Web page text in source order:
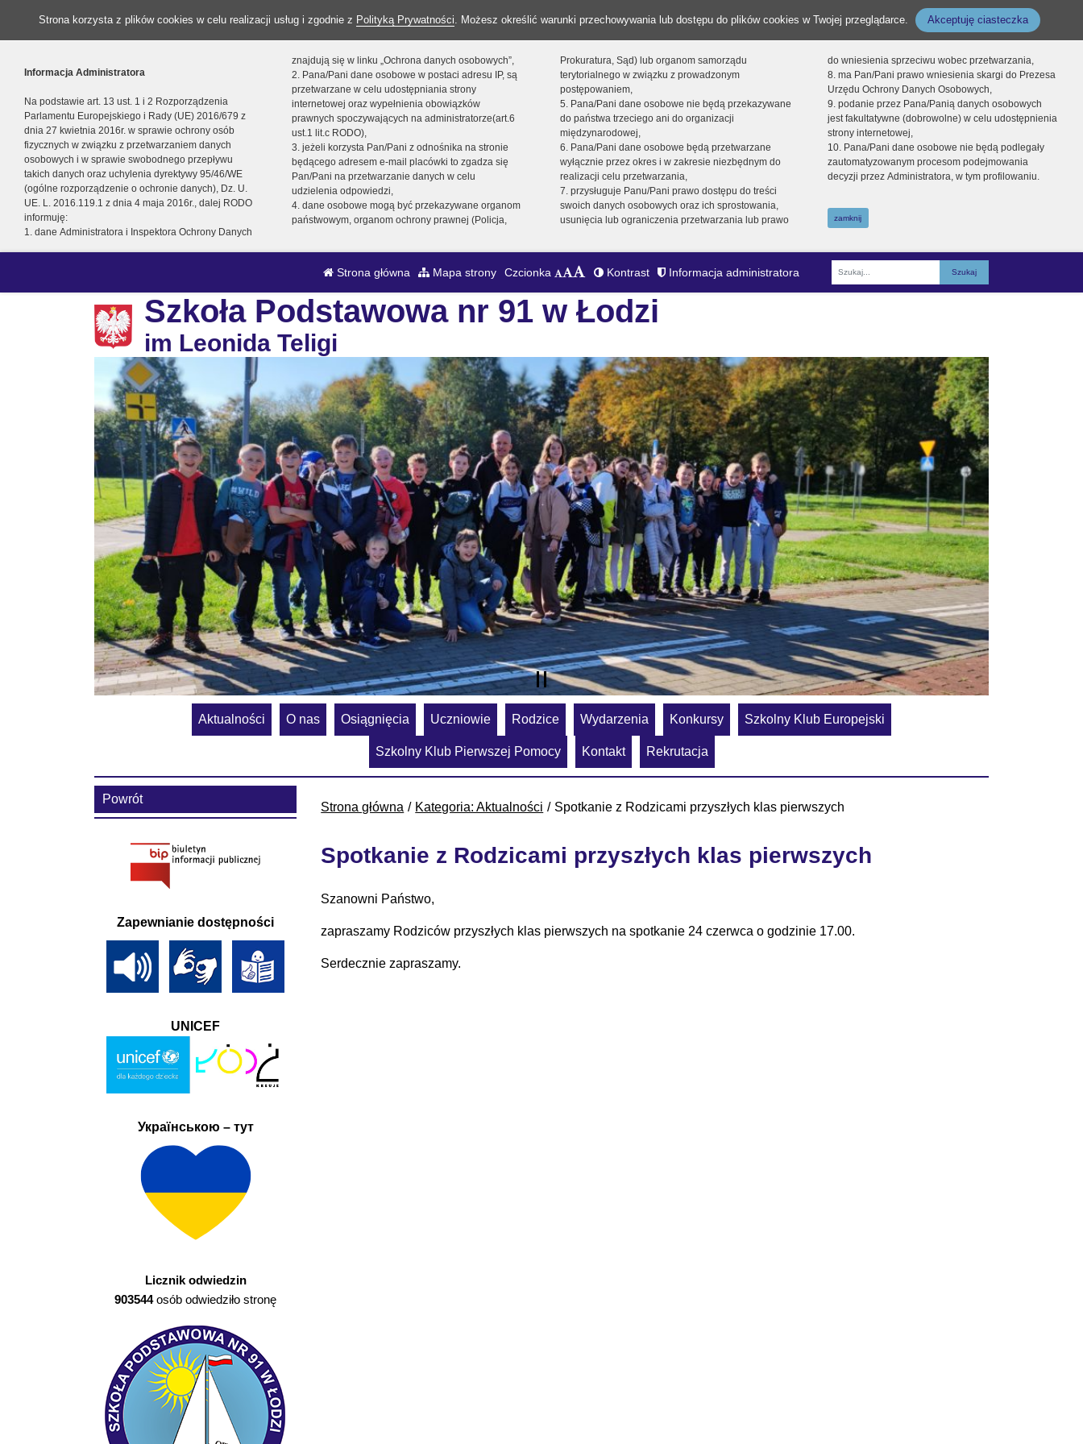
Strona korzysta z plików cookies w celu realizacji usług i zgodnie z Polityką Prywatności. Możesz określić warunki przechowywania lub dostępu do plików cookies w Twojej przeglądarce. Akceptuję ciasteczka
Informacja Administratora
Na podstawie art. 13 ust. 1 i 2 Rozporządzenia
Parlamentu Europejskiego i Rady (UE) 2016/679 z
dnia 27 kwietnia 2016r. w sprawie ochrony osób
fizycznych w związku z przetwarzaniem danych
osobowych i w sprawie swobodnego przepływu
takich danych oraz uchylenia dyrektywy 95/46/WE
(ogólne rozporządzenie o ochronie danych), Dz. U.
UE. L. 2016.119.1 z dnia 4 maja 2016r., dalej RODO
informuję:
1. dane Administratora i Inspektora Ochrony Danych
znajdują się w linku „Ochrona danych osobowych”,
2. Pana/Pani dane osobowe w postaci adresu IP, są
przetwarzane w celu udostępniania strony
internetowej oraz wypełnienia obowiązków
prawnych spoczywających na administratorze(art.6
ust.1 lit.c RODO),
3. jeżeli korzysta Pan/Pani z odnośnika na stronie
będącego adresem e-mail placówki to zgadza się
Pan/Pani na przetwarzanie danych w celu
udzielenia odpowiedzi,
4. dane osobowe mogą być przekazywane organom
państwowym, organom ochrony prawnej (Policja,
Prokuratura, Sąd) lub organom samorządu
terytorialnego w związku z prowadzonym
postępowaniem,
5. Pana/Pani dane osobowe nie będą przekazywane
do państwa trzeciego ani do organizacji
międzynarodowej,
6. Pana/Pani dane osobowe będą przetwarzane
wyłącznie przez okres i w zakresie niezbędnym do
realizacji celu przetwarzania,
7. przysługuje Panu/Pani prawo dostępu do treści
swoich danych osobowych oraz ich sprostowania,
usunięcia lub ograniczenia przetwarzania lub prawo
do wniesienia sprzeciwu wobec przetwarzania,
8. ma Pan/Pani prawo wniesienia skargi do Prezesa
Urzędu Ochrony Danych Osobowych,
9. podanie przez Pana/Panią danych osobowych
jest fakultatywne (dobrowolne) w celu udostępnienia
strony internetowej,
10. Pana/Pani dane osobowe nie będą podlegały
zautomatyzowanym procesom podejmowania
decyzji przez Administratora, w tym profilowaniu.
zamknij
Strona główna Mapa strony Czcionka Kontrast Informacja administratora
Fraza
Szkoła Podstawowa nr 91 w Łodzi
im Leonida Teligi
Aktualności O nas Osiągnięcia Uczniowie Rodzice Wydarzenia Konkursy Szkolny Klub Europejski
Szkolny Klub Pierwszej Pomocy Kontakt Rekrutacja
Strona główna Kategoria: Aktualności Spotkanie z Rodzicami przyszłych klas pierwszych
Spotkanie z Rodzicami przyszłych klas pierwszych
Szanowni Państwo,
zapraszamy Rodziców przyszłych klas pierwszych na spotkanie 24 czerwca o godzinie 17.00.
Serdecznie zapraszamy.
Powrót
Zapewnianie dostępności
UNICEF
Українською – тут
Licznik odwiedzin
903544osób odwiedziło stronę